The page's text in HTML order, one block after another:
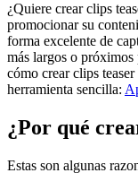
¿Quiere crear clips
promocionar su
forma excelente de
más largos o próximos
cómo crear clips
herramienta sencilla:
¿Por qué
Estas son algunas